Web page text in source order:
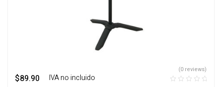
$89.90 ‎ ‎ ‎ IVA no incluido
(0 reviews)